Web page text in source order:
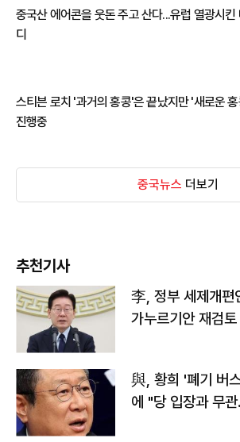
중국산 에어콘을 웃돈 주고 산다...유럽 열광시킨
디
스티븐 로치 '과거의 홍콩'은 끝났지만 '새로운
진행중
중국뉴스 더보기
추천기사
李, 정부 세제개편
가누르기안 재검
與, 황희 '폐기 버
에 "당 입장과 무